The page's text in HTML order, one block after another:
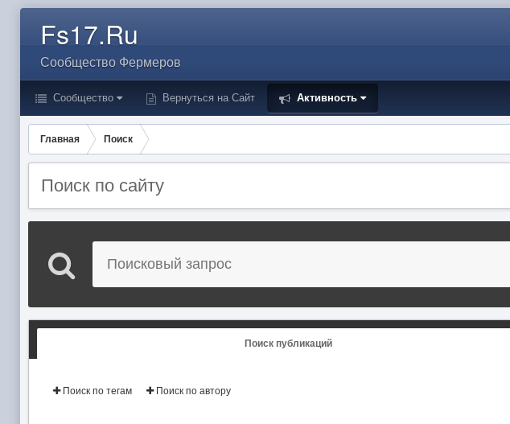
Fs17.Ru
Сообщество Фермеров
Сообщество Вернуться на Сайт Активность
Главная Поиск
Поиск по сайту
Поиск публикаций
Поиск по тегам Поиск по автору